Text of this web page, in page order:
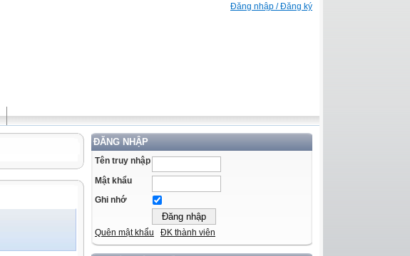
Đăng nhập / Đăng ký
ĐĂNG NHẬP
Tên truy nhập
Mật khẩu
Ghi nhớ
Quên mật khẩu ĐK thành viên